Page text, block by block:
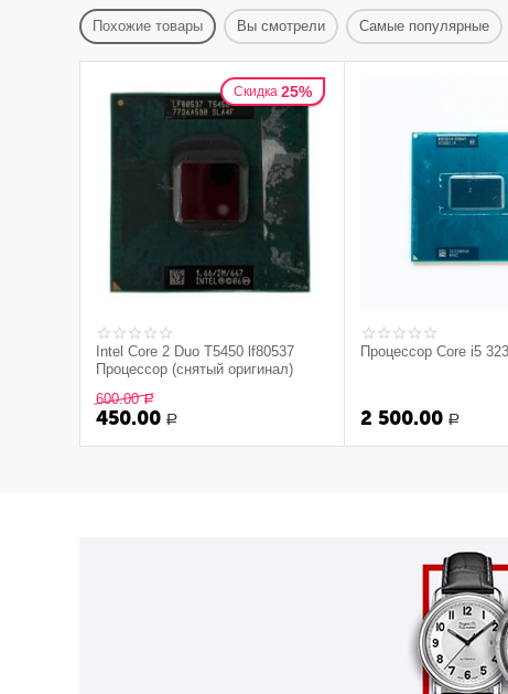
Похожие товары Вы смотрели Самые популярные
Скидка 25%
Intel Core 2 Duo T5450 lf80537
Процессор (снятый оригинал)
600.00 Р
450.00 Р
Процессор Core i5
2 500.00 Р